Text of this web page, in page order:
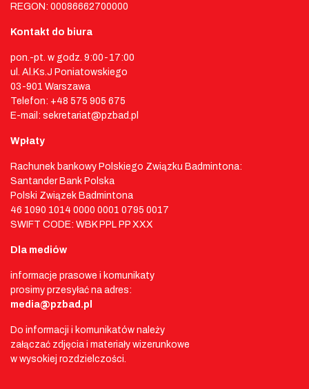
REGON: 00086662700000
Kontakt do biura
pon.-pt. w godz. 9:00-17:00
ul. Al.Ks.J Poniatowskiego
03-901 Warszawa
Telefon: +48 575 905 675
E-mail: sekretariat@pzbad.pl
Wpłaty
Rachunek bankowy Polskiego Związku Badmintona:
Santander Bank Polska
Polski Związek Badmintona
46 1090 1014 0000 0001 0795 0017
SWIFT CODE: WBK PPL PP XXX
Dla mediów
informacje prasowe i komunikaty
prosimy przesyłać na adres:
media@pzbad.pl
Do informacji i komunikatów należy
załączać zdjęcia i materiały wizerunkowe
w wysokiej rozdzielczości.